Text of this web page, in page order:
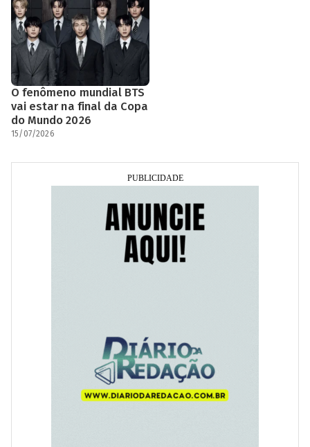
O fenômeno mundial BTS
vai estar na final da Copa
do Mundo 2026
15/07/2026